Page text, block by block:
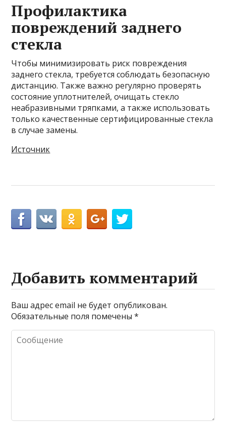
Профилактика
повреждений заднего
стекла
Чтобы минимизировать риск повреждения
заднего стекла, требуется соблюдать безопасную
дистанцию. Также важно регулярно проверять
состояние уплотнителей, очищать стекло
неабразивными тряпками, а также использовать
только качественные сертифицированные стекла
в случае замены.
Источник
Добавить комментарий
Ваш адрес email не будет опубликован.
Обязательные поля помечены*